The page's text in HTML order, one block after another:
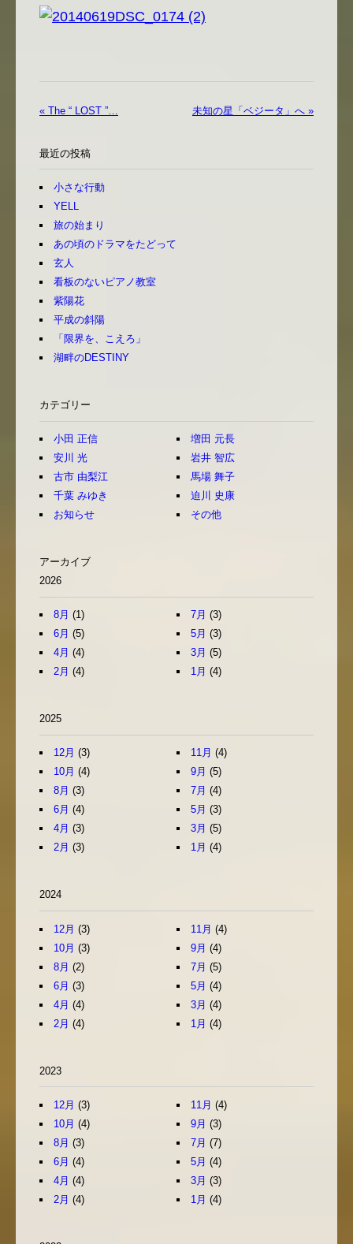
« The “ LOST ”… 未知の星「ベジータ」へ »
最近の投稿
小さな行動
YELL
旅の始まり
あの頃のドラマをたどって
玄人
看板のないピアノ教室
紫陽花
平成の斜陽
「限界を、こえろ」
湖畔のDESTINY
カテゴリー
小田 正信
増田 元長
安川 光
岩井 智広
古市 由梨江
馬場 舞子
千葉 みゆき
迫川 史康
お知らせ
その他
アーカイブ
2026
8月 (1) 7月 (3)
6月 (5) 5月 (3)
4月 (4) 3月 (5)
2月 (4) 1月 (4)
2025
12月 (3) 11月 (4)
10月 (4) 9月 (5)
8月 (3) 7月 (4)
6月 (4) 5月 (3)
4月 (3) 3月 (5)
2月 (3) 1月 (4)
2024
12月 (3) 11月 (4)
10月 (3) 9月 (4)
8月 (2) 7月 (5)
6月 (3) 5月 (4)
4月 (4) 3月 (4)
2月 (4) 1月 (4)
2023
12月 (3) 11月 (4)
10月 (4) 9月 (3)
8月 (3) 7月 (7)
6月 (4) 5月 (4)
4月 (4) 3月 (3)
2月 (4) 1月 (4)